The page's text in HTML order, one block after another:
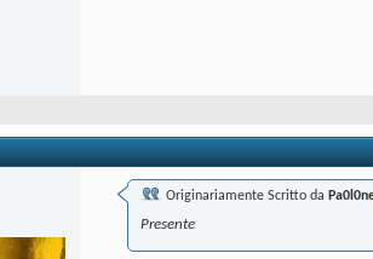
Originariamente Scritto da
Presente